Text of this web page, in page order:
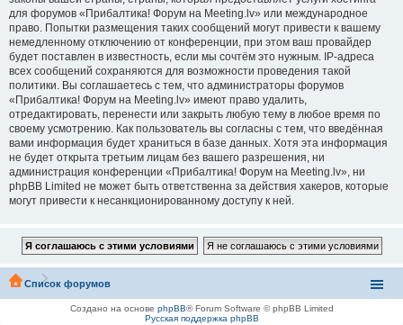
для форумов «Прибалтика! Форум на Meeting.lv» или международное
право. Попытки размещения таких сообщений могут привести к вашему
немедленному отключению от конференции, при этом ваш провайдер
будет поставлен в известность, если мы сочтём это нужным. IP-адреса
всех сообщений сохраняются для возможности проведения такой
политики. Вы соглашаетесь с тем, что администраторы форумов
«Прибалтика! Форум на Meeting.lv» имеют право удалить,
отредактировать, перенести или закрыть любую тему в любое время по
своему усмотрению. Как пользователь вы согласны с тем, что введённая
вами информация будет храниться в базе данных. Хотя эта информация
не будет открыта третьим лицам без вашего разрешения, ни
администрация конференции «Прибалтика! Форум на Meeting.lv», ни
phpBB Limited не может быть ответственна за действия хакеров, которые
могут привести к несанкционированному доступу к ней.
Список форумов
Создано на основе phpBB® Forum Software © phpBB Limited
Русская поддержка phpBB